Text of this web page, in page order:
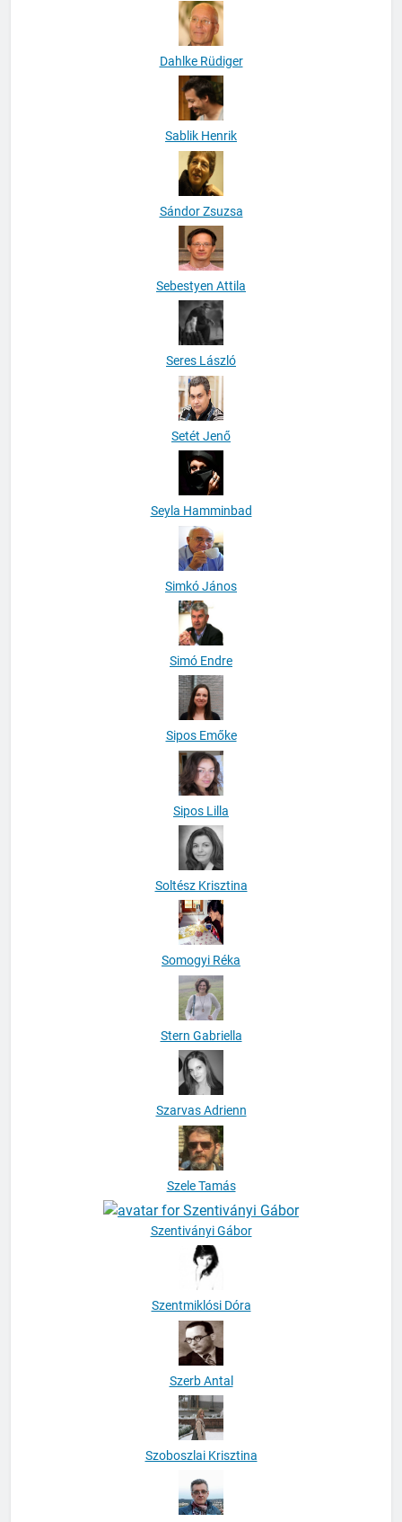
Dahlke Rüdiger
Sablik Henrik
Sándor Zsuzsa
Sebestyen Attila
Seres László
Setét Jenő
Seyla Hamminbad
Simkó János
Simó Endre
Sipos Emőke
Sipos Lilla
Soltész Krisztina
Somogyi Réka
Stern Gabriella
Szarvas Adrienn
Szele Tamás
Szentiványi Gábor
Szentmiklósi Dóra
Szerb Antal
Szoboszlai Krisztina